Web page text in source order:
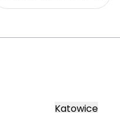
Katowice